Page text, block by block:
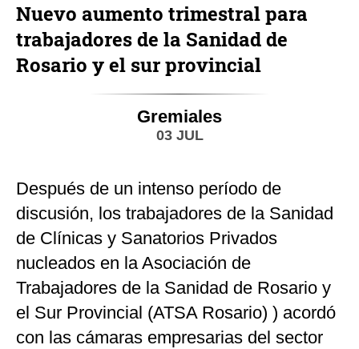
Nuevo aumento trimestral para
trabajadores de la Sanidad de
Rosario y el sur provincial
Gremiales
03 JUL
Después de un intenso período de
discusión, los trabajadores de la Sanidad
de Clínicas y Sanatorios Privados
nucleados en la Asociación de
Trabajadores de la Sanidad de Rosario y
el Sur Provincial (ATSA Rosario) ) acordó
con las cámaras empresarias del sector